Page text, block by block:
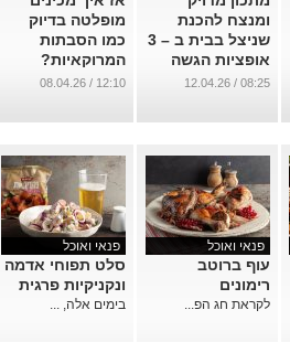
ומנצח להכנת
שניצל בבית ב – 3
אופציות הגשה
שונות
08:25 / 12.04.26
מופלטה בדיוק
כמו הסבתות
המרוקאיות?
...
12:10 / 08.04.26
פנאי ואוכל
עוף ברוטב
רימונים
לקראת חג הפ...
פנאי ואוכל
סלט תפוחי אדמה
ונקניקיות פרגית
בימים אלה, ...